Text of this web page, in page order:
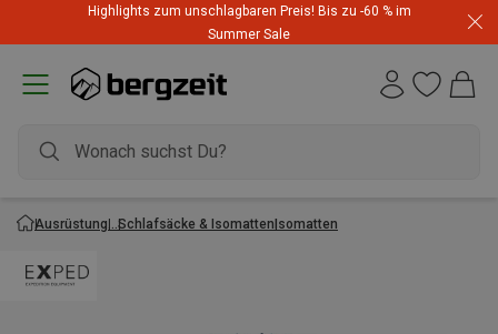
Highlights zum unschlagbaren Preis! Bis zu -60 % im
Summer Sale
Ausrüstung Schlafsäcke & IsomattenIsomatten